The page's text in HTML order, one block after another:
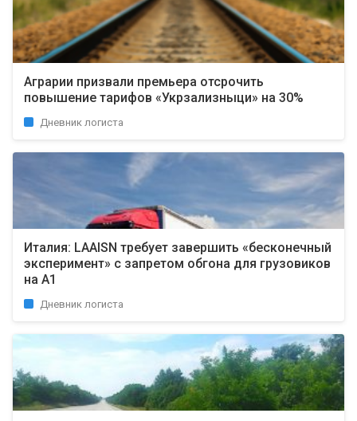
Аграрии призвали премьера отсрочить
повышение тарифов «Укрзализныци» на 30%
Дневник логиста
Италия: LAAISN требует завершить «бесконечный
эксперимент» с запретом обгона для грузовиков
на А1
Дневник логиста